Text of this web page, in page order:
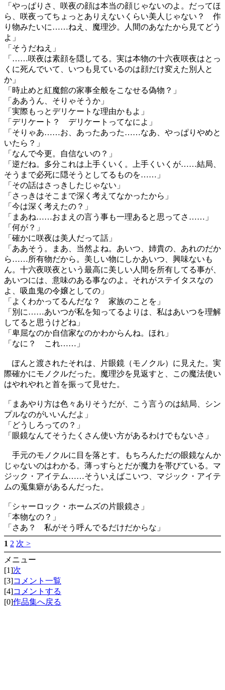
「やっぱりさ、咲夜の顔は本当の顔じゃないのよ。だってほ
ら、咲夜ってちょっとありえないくらい美人じゃない？ 作
り物みたいに……ねえ、魔理沙。人間のあなたから見てどう
よ」
「そうだねえ」
「……咲夜は素顔を隠してる。実は本物の十六夜咲夜はとっ
くに死んでいて、いつも見ているのは顔だけ変えた別人と
か」
「時止めと紅魔館の家事全般をこなせる偽物？」
「ああうん、そりゃそうか」
「実際もっとデリケートな理由かもよ」
「デリケート？ デリケートってなによ」
「そりゃあ……お、あったあった……なあ、やっぱりやめと
いたら？」
「なんで今更。自信ないの？」
「逆だね。多分これは上手くいく。上手くいくが……結局、
そうまで必死に隠そうとしてるものを……」
「その話はさっきしたじゃない」
「さっきはそこまで深く考えてなかったから」
「今は深く考えたの？」
「まあね……おまえの言う事も一理あると思ってさ……」
「何が？」
「確かに咲夜は美人だって話」
「ああそう。まあ、当然よね。あいつ、姉貴の、あれのだか
ら……所有物だから。美しい物にしかあいつ、興味ないも
ん。十六夜咲夜という最高に美しい人間を所有してる事が、
あいつには、意味のある事なのよ。それがステイタスなの
よ、吸血鬼の令嬢としての」
「よくわかってるんだな？ 家族のことを」
「別に……あいつが私を知ってるよりは、私はあいつを理解
してると思うけどね」
「卑屈なのか自信家なのかわからんね。ほれ」
「なに？ これ……」
ぽんと渡されたそれは、片眼鏡（モノクル）に見えた。実
際確かにモノクルだった。魔理沙を見返すと、この魔法使い
はやれやれと首を振って見せた。
「まあやり方は色々ありそうだが、こう言うのは結局、シン
プルなのがいいんだよ」
「どうしろっての？」
「眼鏡なんてそうたくさん使い方があるわけでもないさ」
手元のモノクルに目を落とす。もちろんただの眼鏡なんか
じゃないのはわかる。薄っすらとだが魔力を帯びている。マ
ジック・アイテム……そういえばこいつ、マジック・アイテ
ムの蒐集癖があるんだった。
「シャーロック・ホームズの片眼鏡さ」
「本物なの？」
「さあ？ 私がそう呼んでるだけだからな」
1 2 次 >
メニュー
[1]次
[3]コメント一覧
[4]コメントする
[0]作品集へ戻る